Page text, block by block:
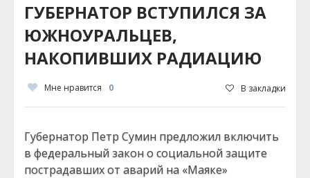
ГУБЕРНАТОР ВСТУПИЛСЯ ЗА
ЮЖНОУРАЛЬЦЕВ,
НАКОПИВШИХ РАДИАЦИЮ
Мне нравится 0 В закладки
Губернатор Петр Сумин предложил включить
в федеральный закон о социальной защите
пострадавших от аварий на «Маяке»